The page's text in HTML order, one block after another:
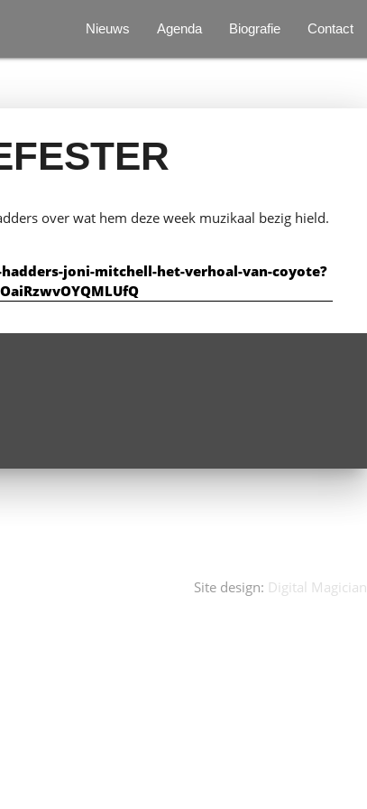
Nieuws Agenda Biografie Contact
over wat hem deze week muzikaal bezig hield.
joni-mitchell-het-verhoal-van-coyote?
Site design: Digital Magician